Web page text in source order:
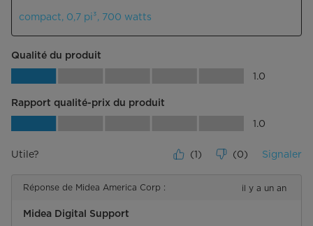
compact, 0,7 pi³, 700 watts
Qualité du produit
Qualité du produit, 1.0 sur 5 1.0
Rapport qualité-prix du produit
Rapport qualité-prix du produit, 1.0
1.0
Utile? (1) (0) Signaler
Réponse de Midea America Corp : il y a un an
Midea Digital Support